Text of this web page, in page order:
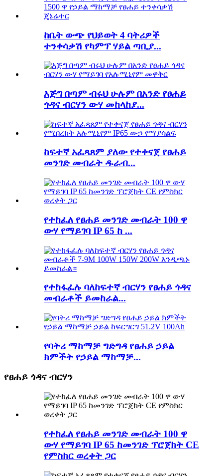
ከቤት ውጭ የህይወት 4 ባትሪዎች
ተንቀሳቃሽ የካምፕ ሃይል ጣቢያ...
እጅግ በጣም ብሩህ ሁሉም በአንድ የፀሐይ
ጎዳና ብርሃን ውሃ መከላከያ...
ከፍተኛ አፈጻጸም ያለው የተቀናጀ የፀሐይ
መንገድ መብራት ዱራብ...
የተከፈለ የፀሐይ መንገድ መብራት 100 ዋ
ውሃ የማይገባ IP 65 ከ ...
የተከፋፈሉ ባለከፍተኛ ብርሃን የፀሐይ ጎዳና
መብራቶች ይመከራል...
የባትሪ ማከማቻ ግድግዳ የፀሐይ ኃይል
ክምችት የኃይል ማከማቻ...
የፀሐይ ጎዳና ብርሃን
የተከፈለ የፀሐይ መንገድ መብራት 100 ዋ
ውሃ የማይገባ IP 65 ከመንገድ ፕሮጀክት CE
የምስክር ወረቀት ጋር